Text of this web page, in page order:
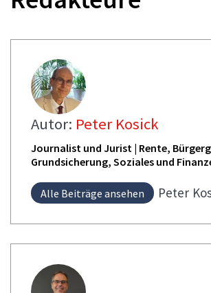
Autor: Peter Kosick
Journalist und Jurist | Rente,
Grundsicherung, Soziales und
Alle Beiträge ansehen Peter